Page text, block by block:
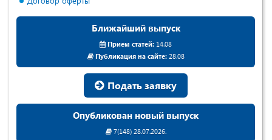
Ближайший выпуск
Прием статей: 14.08
Публикация на сайте:28.08
Подать заявку
Опубликован новый выпуск
7(148) 28.07.2026.